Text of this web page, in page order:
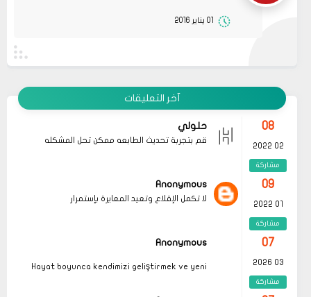
01 يناير 2016
آخر التعليقات
07
03 2026
مشاركة
Anonymous
Hayat boyunca kendimizi geliştirmek ve yeni
08
جرب الطريقتين ممكن تحل المشكله
02 2022
حلولي
قم بتجربة تحديث الطابعه
أو عمل إعادة ضبط المصنع
08
02 2022
مشاركة
حلولي
قم بتجربة تحديث الطابعه ممكن تحل المشكله
09
01 2022
مشاركة
Anonymous
لا تكمل الإقلاع وتعيد المعايرة بإستمرار